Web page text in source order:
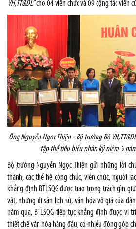
VH,TT&DL”cho 04 viên chức và 09 cộng tác viên
Ông Nguyễn Ngọc Thiện - Bộ trưởng Bộ
tập thể tiêu biểu nhân kỷ niệm 5
Bộ trưởng Nguyễn Ngọc Thiện gửi những lời
thành, các thế hệ công chức, viên chức, người
khẳng định BTLSQG được trao trọng trách gìn
vật, những di sản lịch sử, văn hóa vô giá của
năm qua, BTLSQG tiếp tục khẳng định được vị
thiết chế văn hóa hàng đầu, có nhiều đóng góp